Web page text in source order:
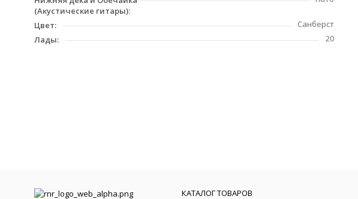
(Акустические гитары):
Цвет:
Санберст
Лады:
20
КАТАЛОГ ТОВАРОВ